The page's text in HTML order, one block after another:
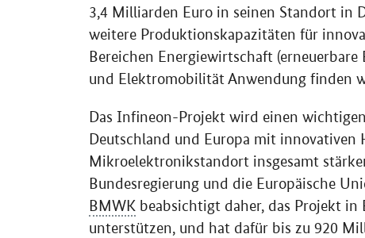
3,4 Milliarden Euro in seinen Standort in
weitere Produktionskapazitäten für
Bereichen Energiewirtschaft
und Elektromobilität Anwendung finden
Das Infineon-Projekt wird einen
Deutschland und Europa mit
Mikroelektronikstandort insgesamt
Bundesregierung und die Europäische
BMWK beabsichtigt daher, das Projekt
unterstützen, und hat dafür bis zu 920